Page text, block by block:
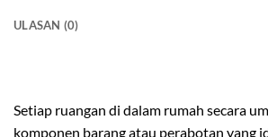
ULASAN (0)
Setiap ruangan di dalam rumah secara
komponen barang atau perabotan yang